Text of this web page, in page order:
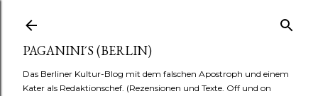
PAGANINI´S (BERLIN)
Das Berliner Kultur-Blog mit dem falschen Apostroph und einem
Kater als Redaktionschef. (Rezensionen und Texte. Off und on